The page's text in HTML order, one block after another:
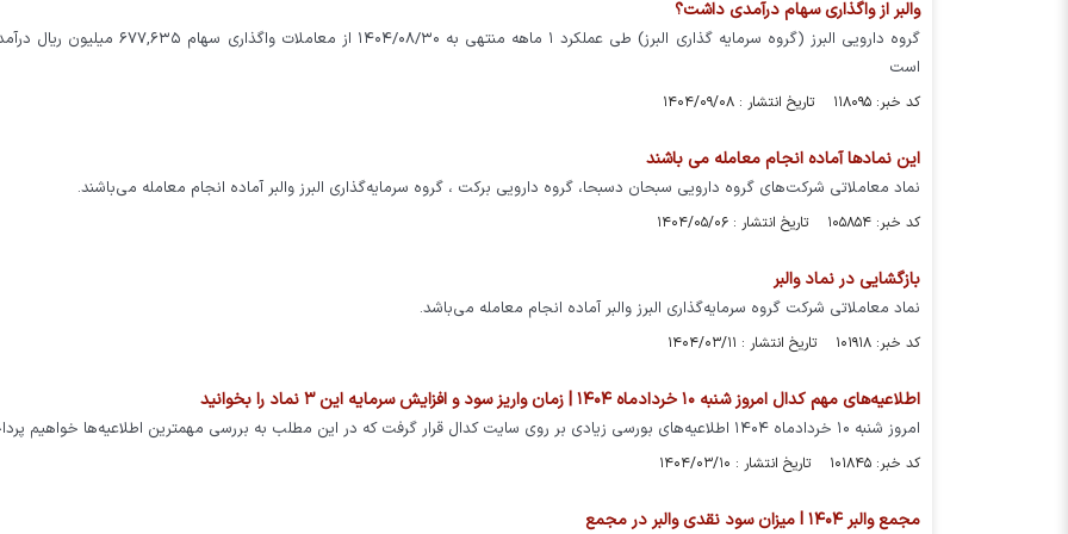
والبر از واگذاری سهام درآمدی داشت؟
گروه دارویی البرز (گروه سرمایه گذاری البرز) طی عملکرد ۱ ماهه منتهی به ۱۴۰۴/۰۸/۳۰ از معاملات
است
کد خبر: ۱۱۸۰۹۵ تاریخ انتشار : ۱۴۰۴/۰۹/۰۸
این نمادها آماده انجام معامله می باشند
نماد معاملاتی شرکت‌های گروه دارویی سبحان دسبحا، گروه دارویی برکت ، گروه سرمایه‌گذاری البرز والبر آماده انجام معامله می‌باشند.
کد خبر: ۱۰۵۸۵۴ تاریخ انتشار : ۱۴۰۴/۰۵/۰۶
بازگشایی در نماد والبر
نماد معاملاتی شرکت گروه سرمایه‌گذاری البرز والبر آماده انجام معامله می‌باشد.
کد خبر: ۱۰۱۹۱۸ تاریخ انتشار : ۱۴۰۴/۰۳/۱۱
اطلاعیه‌های مهم کدال امروز شنبه ۱۰ خردادماه ۱۴۰۴ | زمان واریز سود و افزایش سرمایه این ۳ نماد را بخوانید
امروز شنبه ۱۰ خردادماه ۱۴۰۴ اطلاعیه‌های بورسی زیادی بر روی سایت کدال قرار گرفت که در این مطلب به بررسی مهمترین اطلاعیه‌ها خواهیم پرداخت.
کد خبر: ۱۰۱۸۴۵ تاریخ انتشار : ۱۴۰۴/۰۳/۱۰
مجمع والبر ۱۴۰۴ l میزان سود نقدی والبر در مجمع